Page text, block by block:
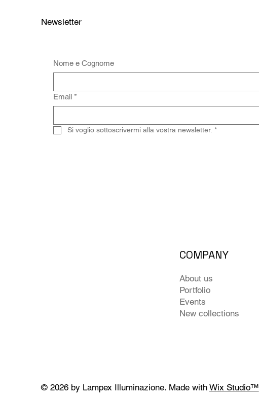
Newsletter
Nome e Cognome
Email *
Si voglio sottoscrivermi alla vostra newsletter. *
COMPANY
About us
Portfolio
Events
New collections
© 2026 by Lampex Illuminazione. Made with Wix Studio™